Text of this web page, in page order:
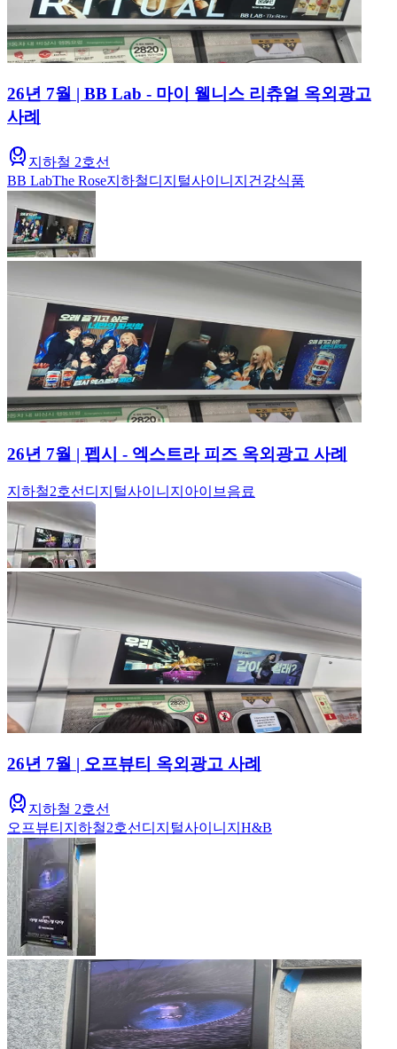
26년 7월 | BB Lab - 마이 웰니스 리츄얼 옥외광고
사례
지하철 2호선
BB LabThe Rose지하철디지털사이니지 건강식품
26년 7월 | 펩시 - 엑스트라 피즈 옥외광고 사례
지하철2호선 디지털사이니지 아이브 음료
26년 7월 | 오프뷰티 옥외광고 사례
지하철 2호선
오프뷰티 지하철2호선 디지털사이니지 H&B